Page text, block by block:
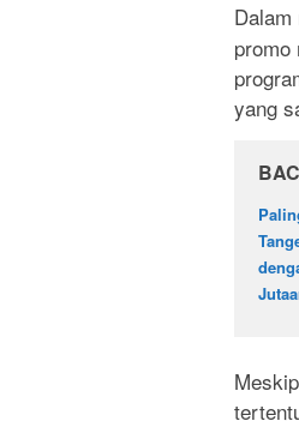
Dalam
promo
yang